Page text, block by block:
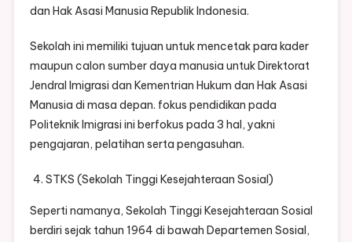
dan Hak Asasi Manusia Republik Indonesia.
Sekolah ini memiliki tujuan untuk mencetak para kader
maupun calon sumber daya manusia untuk Direktorat
Jendral Imigrasi dan Kementrian Hukum dan Hak Asasi
Manusia di masa depan. fokus pendidikan pada
Politeknik Imigrasi ini berfokus pada 3 hal, yakni
pengajaran, pelatihan serta pengasuhan.
STKS (Sekolah Tinggi Kesejahteraan Sosial)
Seperti namanya, Sekolah Tinggi Kesejahteraan Sosial
berdiri sejak tahun 1964 di bawah Departemen Sosial,